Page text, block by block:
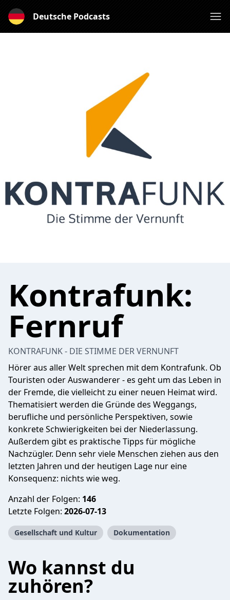
Deutsche Podcasts
Kontrafunk:
Fernruf
KONTRAFUNK - DIE STIMME DER VERNUNFT
Hörer aus aller Welt sprechen mit dem Kontrafunk. Ob
Touristen oder Auswanderer - es geht um das Leben in
der Fremde, die vielleicht zu einer neuen Heimat wird.
Thematisiert werden die Gründe des Weggangs,
berufliche und persönliche Perspektiven, sowie
konkrete Schwierigkeiten bei der Niederlassung.
Außerdem gibt es praktische Tipps für mögliche
Nachzügler. Denn sehr viele Menschen ziehen aus den
letzten Jahren und der heutigen Lage nur eine
Konsequenz: nichts wie weg.
Anzahl der Folgen: 146
Letzte Folgen: 2026-07-13
Gesellschaft und Kultur Dokumentation
Wo kannst du
zuhören?